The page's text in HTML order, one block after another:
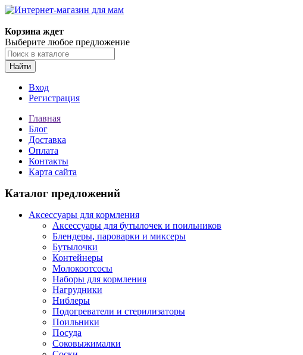
Корзина ждет
Выберите любое предложение
Найти
Вход
Регистрация
Главная
Блог
Доставка
Оплата
Контакты
Карта сайта
Каталог предложений
Аксессуары для кормления
Аксессуары для бутылочек и поильников
Блендеры, пароварки и миксеры
Бутылочки
Контейнеры
Молокоотсосы
Наборы для кормления
Нагрудники
Ниблеры
Подогреватели и стерилизаторы
Поильники
Посуда
Соковыжималки